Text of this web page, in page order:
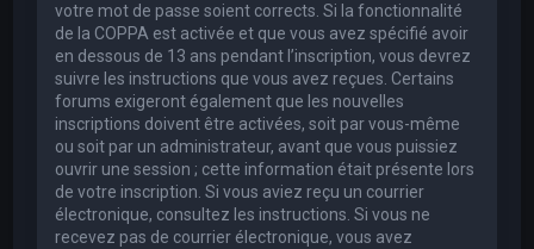
votre mot de passe soient corrects. Si la fonctionnalité
de la COPPA est activée et que vous avez spécifié avoir
en dessous de 13 ans pendant l’inscription, vous devrez
suivre les instructions que vous avez reçues. Certains
forums exigeront également que les nouvelles
inscriptions doivent être activées, soit par vous-même
ou soit par un administrateur, avant que vous puissiez
ouvrir une session ; cette information était présente lors
de votre inscription. Si vous aviez reçu un courrier
électronique, consultez les instructions. Si vous ne
recevez pas de courrier électronique, vous avez